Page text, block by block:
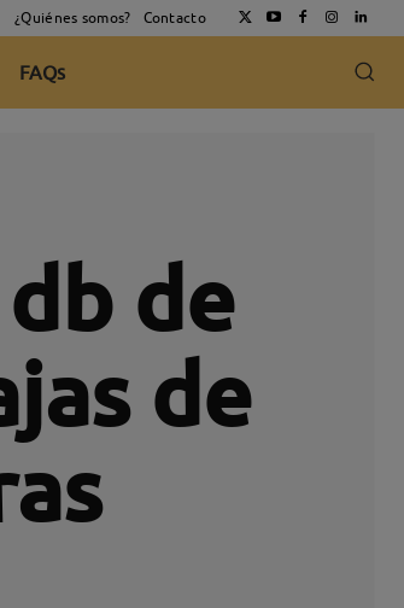
¿Quiénes somos? Contacto
FAQs
de
de